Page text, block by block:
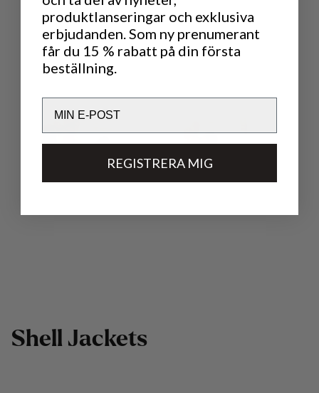
Shell Jackets
produktlanseringar och exklusiva
erbjudanden. Som ny prenumerant
får du 15 % rabatt på din första
beställning.
REGISTRERA MIG